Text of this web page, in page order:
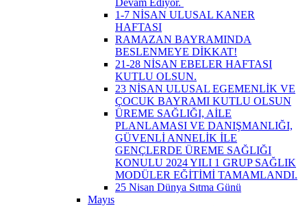
1-7 NİSAN ULUSAL KANER
HAFTASI
RAMAZAN BAYRAMINDA
BESLENMEYE DİKKAT!
21-28 NİSAN EBELER HAFTASI
KUTLU OLSUN.
23 NİSAN ULUSAL EGEMENLİK VE
ÇOCUK BAYRAMI KUTLU OLSUN
ÜREME SAĞLIĞI, AİLE
PLANLAMASI VE DANIŞMANLIĞI,
GÜVENLİ ANNELİK İLE
GENÇLERDE ÜREME SAĞLIĞI
KONULU 2024 YILI 1 GRUP SAĞLIK
MODÜLER EĞİTİMİ TAMAMLANDI.
25 Nisan Dünya Sıtma Günü
Mayıs